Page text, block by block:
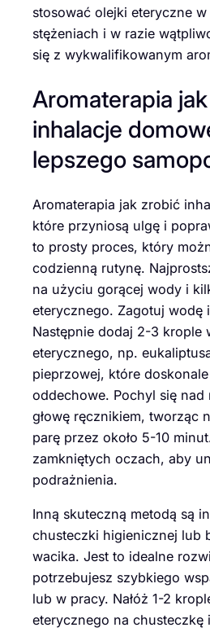
stosować olejki eteryczne
stężeniach i w razie
się z wykwalifikowanym
Aromaterapia
inhalacje
lepszego
Aromaterapia jak zrobić
które przyniosą ulgę i
to prosty proces, który
codzienną rutynę.
na użyciu gorącej wody i
eterycznego. Zagotuj wodę
Następnie dodaj 2-3 krople
eterycznego, np.
pieprzowej, które
oddechowe. Pochyl się nad
głowę ręcznikiem, tworząc
parę przez około 5-10
zamkniętych oczach, aby
podrażnienia.
Inną skuteczną metodą są
chusteczki higienicznej lub
wacika. Jest to idealne
potrzebujesz szybkiego
lub w pracy. Nałóż 1-2
eterycznego na chusteczkę